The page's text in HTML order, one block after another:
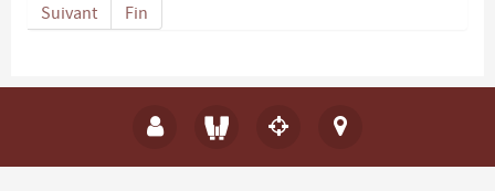
Suivant
Fin